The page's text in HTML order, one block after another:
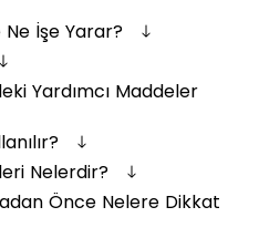
Ne İşe Yarar?
Yardımcı Maddeler
Nelerdir?
Önce Nelere Dikkat